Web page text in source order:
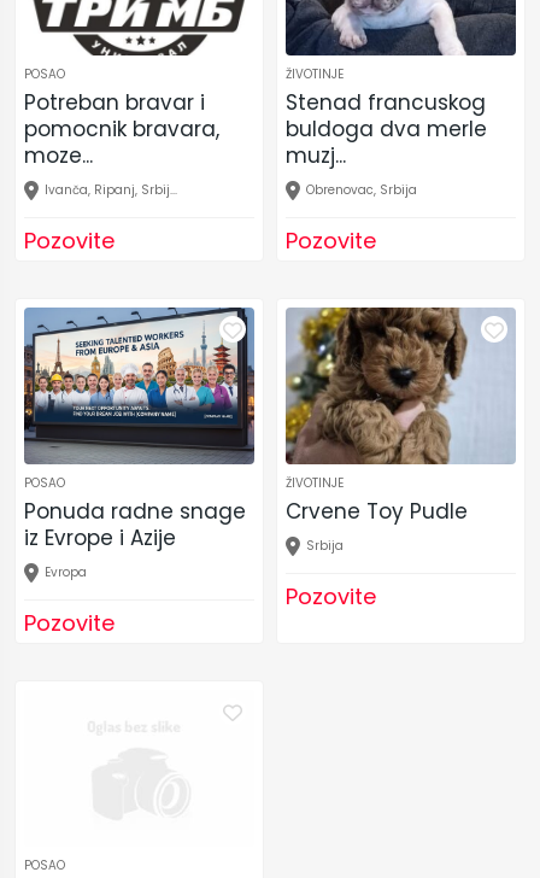
POSAO
Potreban bravar i
pomocnik bravara,
moze...
Ivanča, Ripanj, Srbij...
Pozovite
ŽIVOTINJE
Stenad francuskog
buldoga dva merle
muzj...
Obrenovac, Srbija
Pozovite
POSAO
Ponuda radne snage
iz Evrope i Azije
Evropa
Pozovite
ŽIVOTINJE
Crvene Toy Pudle
Srbija
Pozovite
POSAO